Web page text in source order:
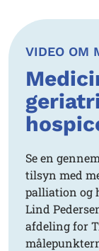
VIDEO OM
Se en
tilsyn med
palliation og
Lind
afdeling for